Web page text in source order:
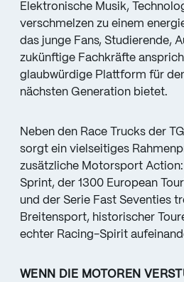
Elektronische Musik,
verschmelzen zu einem
das junge Fans, Studierende,
zukünftige Fachkräfte
glaubwürdige Plattform für
nächsten Generation bietet.
Neben den Race Trucks der
sorgt ein vielseitiges
zusätzliche Motorsport
Sprint, der 1300 European
und der Serie Fast Seventies
Breitensport, historischer
echter Racing-Spirit
WENN DIE MOTOREN